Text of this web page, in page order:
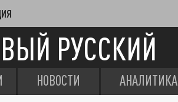
РУССКИЙ
НОВОСТИ АНАЛИТИКА